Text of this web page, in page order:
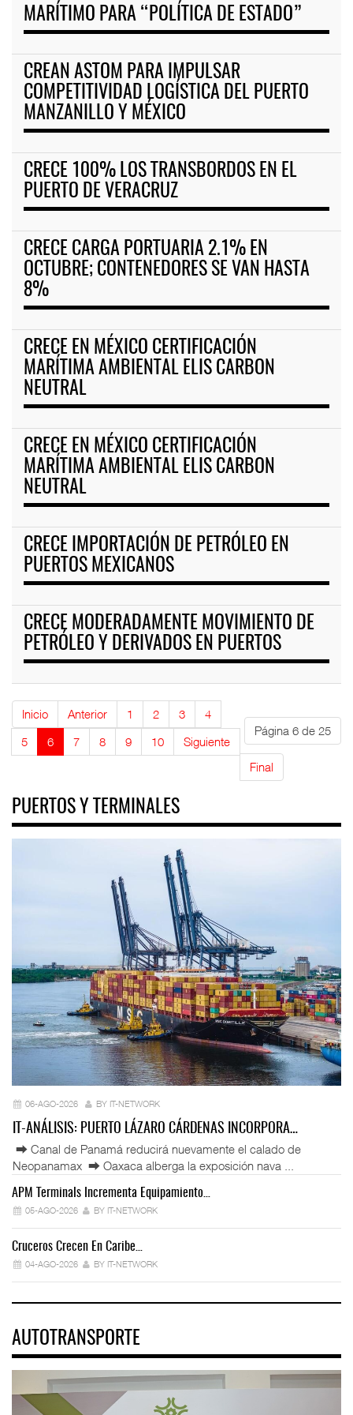
MARÍTIMO PARA “POLÍTICA DE ESTADO”
CREAN ASTOM PARA IMPULSAR
COMPETITIVIDAD LOGÍSTICA DEL PUERTO
MANZANILLO Y MÉXICO
CRECE 100% LOS TRANSBORDOS EN EL
PUERTO DE VERACRUZ
CRECE CARGA PORTUARIA 2.1% EN
OCTUBRE; CONTENEDORES SE VAN HASTA
8%
CRECE EN MÉXICO CERTIFICACIÓN
MARÍTIMA AMBIENTAL ELIS CARBON
NEUTRAL
CRECE EN MÉXICO CERTIFICACIÓN
MARÍTIMA AMBIENTAL ELIS CARBON
NEUTRAL
CRECE IMPORTACIÓN DE PETRÓLEO EN
PUERTOS MEXICANOS
CRECE MODERADAMENTE MOVIMIENTO DE
PETRÓLEO Y DERIVADOS EN PUERTOS
Página 6 de 25
Inicio Anterior 1 2 3
4
5
6 7 8 9 10
Siguiente
Final
PUERTOS Y TERMINALES
06-AGO-2026 BY IT-NETWORK
IT-ANÁLISIS: PUERTO LÁZARO CÁRDENAS INCORPORA…
⮕ Canal de Panamá reducirá nuevamente el calado de
Neopanamax ⮕ Oaxaca alberga la exposición nava ...
APM Terminals Incrementa Equipamiento…
05-AGO-2026 BY IT-NETWORK
Cruceros Crecen En Caribe…
04-AGO-2026 BY IT-NETWORK
AUTOTRANSPORTE